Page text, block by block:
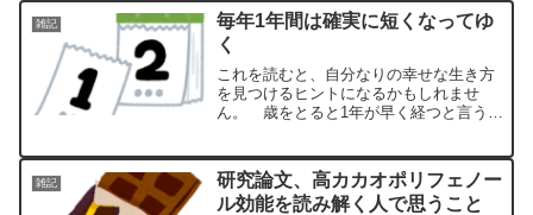
量 0.08g実食体にやさしい甘みが安...
雑記
毎年1年間は確実に短くなってゆ
く
これを読むと、自分なりの幸せな生き方
を見つけるヒントになるかもしれませ
ん。 歳をとると1年が早く経つと言う話
すり替えて「生き方」を説く人がいらっ
しゃいます。そういう方の...
雑記
研究論文、高カカオポリフェノー
ル効能を読み解く人で思うこと